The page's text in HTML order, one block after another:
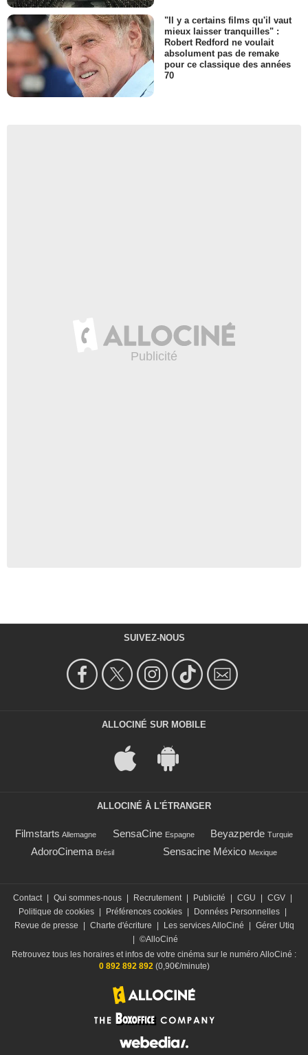
"Il y a certains films qu'il vaut
mieux laisser tranquilles" :
Robert Redford ne voulait
absolument pas de remake
pour ce classique des années
70
SUIVEZ-NOUS
ALLOCINÉ SUR MOBILE
ALLOCINÉ À L'ÉTRANGER
Filmstarts Allemagne SensaCine Espagne Beyazperde Turquie
AdoroCinema Brésil Sensacine México Mexique
Contact Qui sommes-nous Recrutement Publicité CGU CGV
Politique de cookies
Préférences cookies Données Personnelles
Revue de presse
Charte d'écriture Les services AlloCiné
Gérer Utiq
©AlloCiné
Retrouvez tous les horaires et infos de votre cinéma sur le numéro AlloCiné :
0 892 892 892(0,90€/minute)